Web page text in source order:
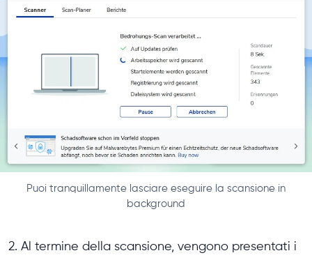
Puoi tranquillamente lasciare eseguire la scansione in
background
2. Al termine della scansione, vengono presentati i